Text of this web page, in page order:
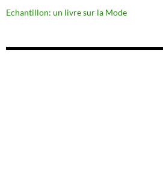
Echantillon: un livre sur la Mode